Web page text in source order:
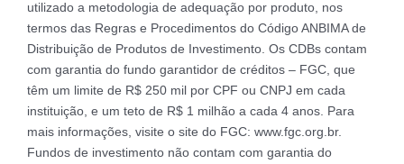
utilizado a metodologia de adequação por produto, nos
termos das Regras e Procedimentos do Código ANBIMA de
Distribuição de Produtos de Investimento. Os CDBs contam
com garantia do fundo garantidor de créditos – FGC, que
têm um limite de R$ 250 mil por CPF ou CNPJ em cada
instituição, e um teto de R$ 1 milhão a cada 4 anos. Para
mais informações, visite o site do FGC: www.fgc.org.br.
Fundos de investimento não contam com garantia do